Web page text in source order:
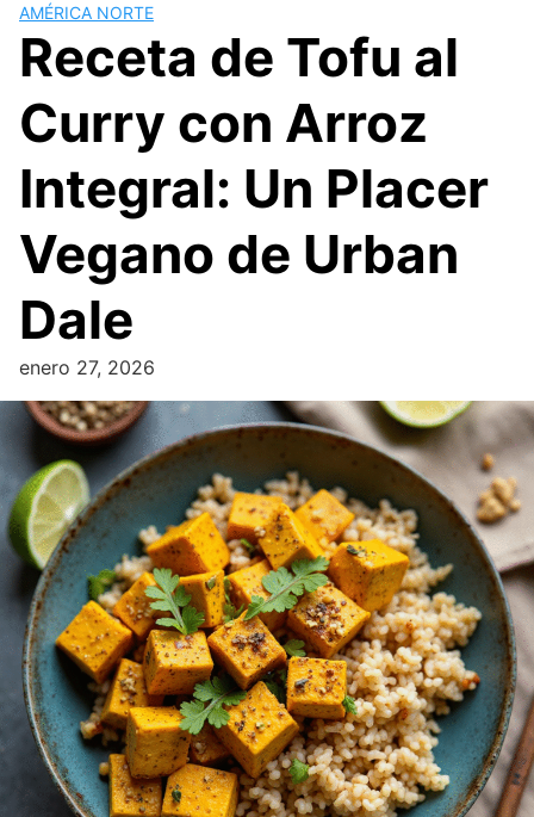
AMÉRICA NORTE
Receta de Tofu al
Curry con Arroz
Integral: Un Placer
Vegano de Urban
Dale
enero 27, 2026